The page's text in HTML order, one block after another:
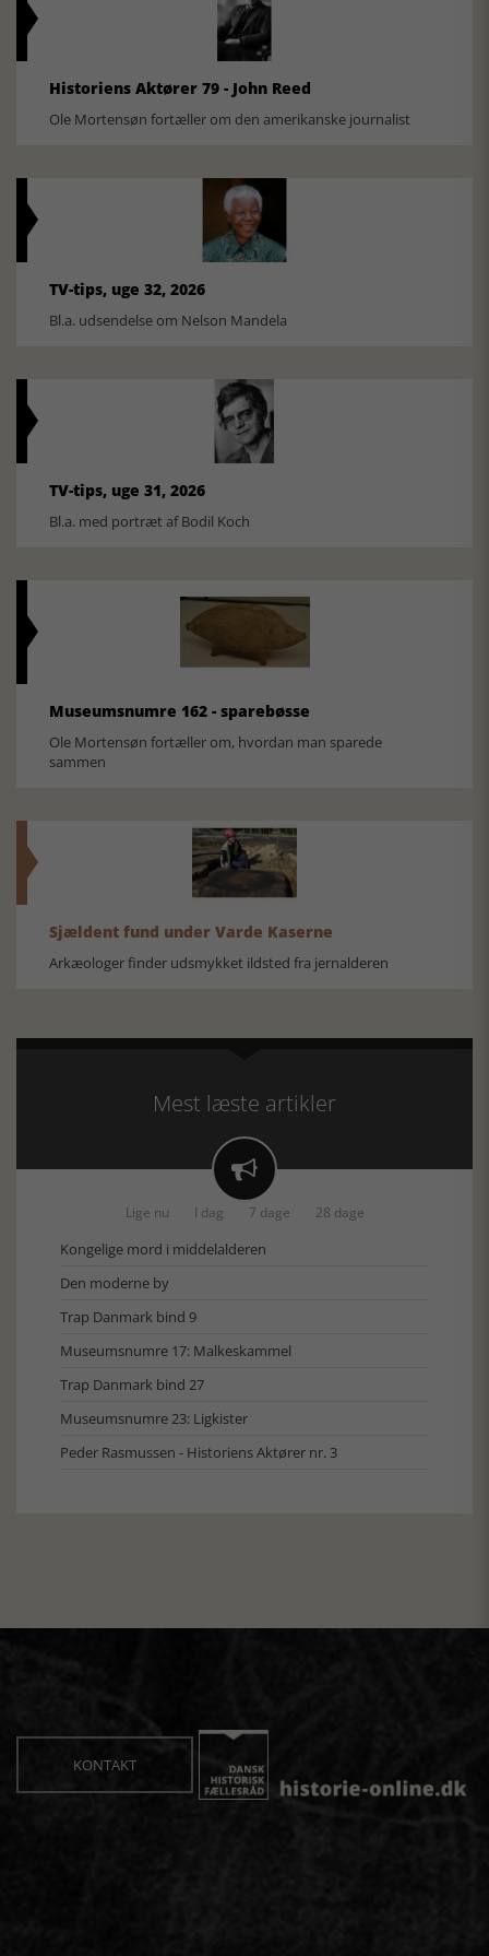
Historiens Aktører 79 - John Reed
Ole Mortensøn fortæller om den amerikanske journalist
TV-tips, uge 32, 2026
Bl.a. udsendelse om Nelson Mandela
TV-tips, uge 31, 2026
Bl.a. med portræt af Bodil Koch
Museumsnumre 162 - sparebøsse
Ole Mortensøn fortæller om, hvordan man sparede
sammen
Sjældent fund under Varde Kaserne
Arkæologer finder udsmykket ildsted fra jernalderen
Mest læste artikler

Lige nu I dag 7 dage 28 dage
Kongelige mord i middelalderen
Den moderne by
Trap Danmark bind 9
Museumsnumre 17: Malkeskammel
Trap Danmark bind 27
Museumsnumre 23: Ligkister
Peder Rasmussen - Historiens Aktører nr. 3
KONTAKT